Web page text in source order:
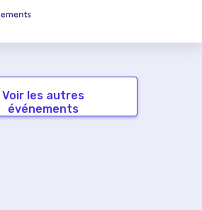
Voir les autres
événements